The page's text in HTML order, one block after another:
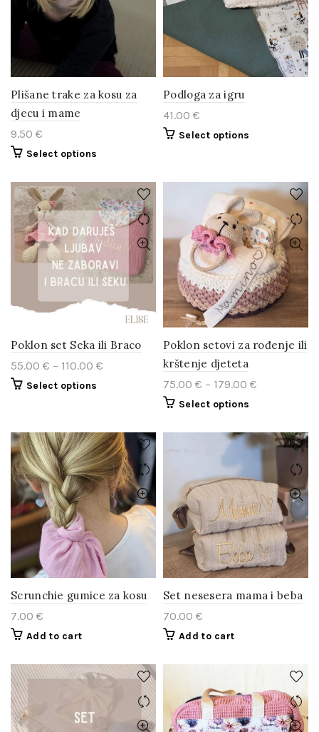
Plišane trake za kosu za
djecu i mame
9.50 €
Select options
Podloga za igru
41.00 €
Select options
Poklon set Seka ili Braco
55.00 € – 110.00 €
Select options
Poklon setovi za rođenje ili
krštenje djeteta
75.00 € – 179.00 €
Select options
Scrunchie gumice za kosu
7.00 €
Add to cart
Set nesesera mama i beba
70.00 €
Add to cart